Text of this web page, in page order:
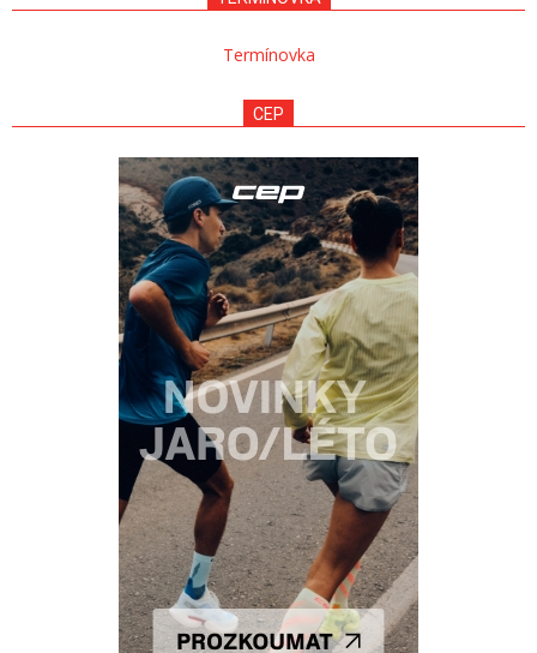
Termínovka
CEP